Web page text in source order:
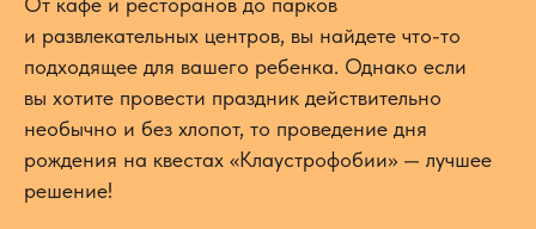
и развлекательных центров, вы найдете что-то
подходящее для вашего ребенка. Однако если
вы хотите провести праздник действительно
необычно и без хлопот, то проведение дня
рождения на квестах «Клаустрофобии» — лучшее
решение!